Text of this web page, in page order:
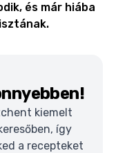
és már hiába
kiemelt
így
a recepteket